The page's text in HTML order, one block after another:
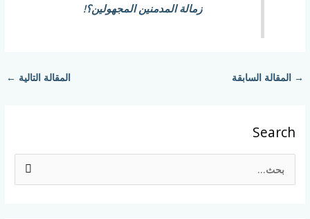
زمالة المدمنين المجهولين؟!
→ المقالة السابقة المقالة التالية ←
Search